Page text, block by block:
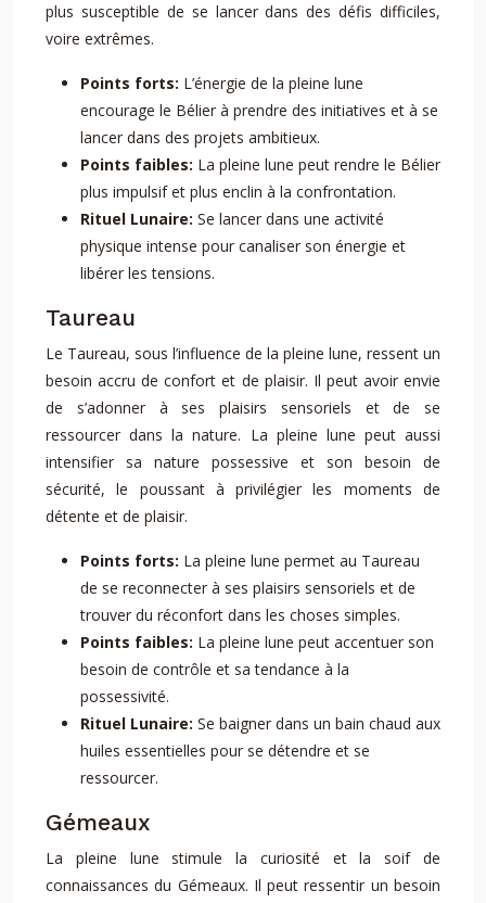
plus susceptible de se lancer dans des défis difficiles,
voire extrêmes.
Points forts: L’énergie de la pleine lune
encourage le Bélier à prendre des initiatives et à se
lancer dans des projets ambitieux.
Points faibles: La pleine lune peut rendre le Bélier
plus impulsif et plus enclin à la confrontation.
Rituel Lunaire: Se lancer dans une activité
physique intense pour canaliser son énergie et
libérer les tensions.
Taureau
Le Taureau, sous l’influence de la pleine lune, ressent un
besoin accru de confort et de plaisir. Il peut avoir envie
de s’adonner à ses plaisirs sensoriels et de se
ressourcer dans la nature. La pleine lune peut aussi
intensifier sa nature possessive et son besoin de
sécurité, le poussant à privilégier les moments de
détente et de plaisir.
Points forts: La pleine lune permet au Taureau
de se reconnecter à ses plaisirs sensoriels et de
trouver du réconfort dans les choses simples.
Points faibles: La pleine lune peut accentuer son
besoin de contrôle et sa tendance à la
possessivité.
Rituel Lunaire: Se baigner dans un bain chaud aux
huiles essentielles pour se détendre et se
ressourcer.
Gémeaux
La pleine lune stimule la curiosité et la soif de
connaissances du Gémeaux. Il peut ressentir un besoin